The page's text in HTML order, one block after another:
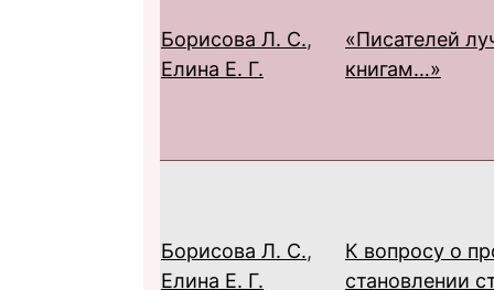
Борисова Л. С.,
Елина Е. Г.
«Писателей
книгам…»
Борисова Л. С.,
Елина Е. Г.
К вопросу о
становлении